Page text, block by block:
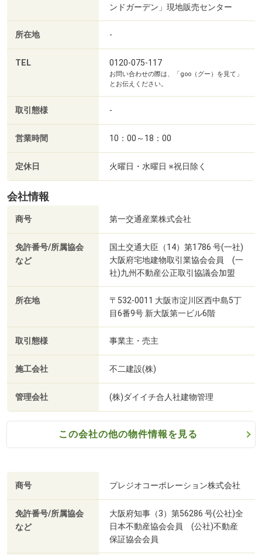
ンドガーデン」現地販売センター
所在地 -
TEL 0120-075-117
お問い合わせの際は、「goo（グー）を見て」
とお伝えください。
取引態様 -
営業時間 10：00～18：00
定休日 火曜日・水曜日 ※祝日除く
会社情報
商号 第一交通産業株式会社
免許番号/所属協会
など
国土交通大臣（14）第1786 号(一社)
大阪府宅地建物取引業協会会員 (一
社)九州不動産公正取引協議会加盟
所在地
〒532-0011 大阪市淀川区西中島5丁
目6番9号 新大阪第一ビル6階
取引態様 事業主・売主
施工会社 不二建設(株)
管理会社 (株)ダイイチ合人社建物管理
この会社の他の物件情報を見る
商号 プレジオコーポレーション株式会社
免許番号/所属協会
など
大阪府知事（3）第56286 号(公社)全
日本不動産協会会員 (公社)不動産
保証協会会員